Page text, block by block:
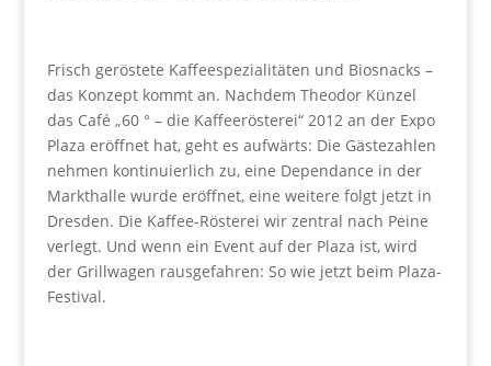
Frisch geröstete Kaffeespezialitäten und Biosnacks –
das Konzept kommt an. Nachdem Theodor Künzel
das Café „60 ° – die Kaffeerösterei“ 2012 an der Expo
Plaza eröffnet hat, geht es aufwärts: Die Gästezahlen
nehmen kontinuierlich zu, eine Dependance in der
Markthalle wurde eröffnet, eine weitere folgt jetzt in
Dresden. Die Kaffee-Rösterei wir zentral nach Peine
verlegt. Und wenn ein Event auf der Plaza ist, wird
der Grillwagen rausgefahren: So wie jetzt beim Plaza-
Festival.